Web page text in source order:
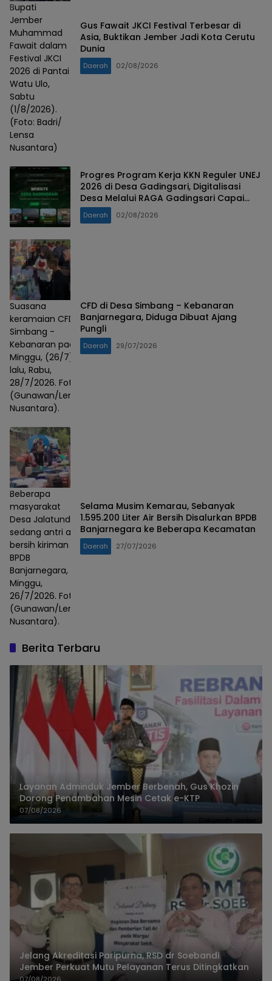
Bupati
Jember
Muhammad
Fawait dalam
Festival JKCI
2026 di Pantai
Watu Ulo,
Sabtu
(1/8/2026).
(Foto: Badri/
Lensa
Nusantara)
Gus Fawait JKCI Festival Terbesar di
Asia, Buktikan Jember Jadi Kota Cerutu
Dunia
Daerah 02/08/2026
Progres Program Kerja KKN Reguler UNEJ
2026 di Desa Gadingsari, Digitalisasi
Desa Melalui RAGA Gadingsari Capai
98% Penyelesaian
Daerah 02/08/2026
Suasana
keramaian CFD
Simbang -
Kebanaran pada
Minggu, (26/7)
lalu, Rabu,
28/7/2026. Foto :
(Gunawan/Lensa
Nusantara).
CFD di Desa Simbang – Kebanaran
Banjarnegara, Diduga Dibuat Ajang
Pungli
Daerah 29/07/2026
Beberapa
masyarakat
Desa Jalatunda
sedang antri air
bersih kiriman
BPDB
Banjarnegara,
Minggu,
26/7/2026. Foto :
(Gunawan/Lensa
Nusantara).
Selama Musim Kemarau, Sebanyak
1.595.200 Liter Air Bersih Disalurkan BPDB
Banjarnegara ke Beberapa Kecamatan
Daerah 27/07/2026
Berita Terbaru
Layanan Adminduk Jember Berbenah, Gus Khozin
Dorong Penambahan Mesin Cetak e-KTP
07/08/2026
Jelang Akreditasi Paripurna, RSD dr Soebandi
Jember Perkuat Mutu Pelayanan Terus Ditingkatkan
07/08/2026